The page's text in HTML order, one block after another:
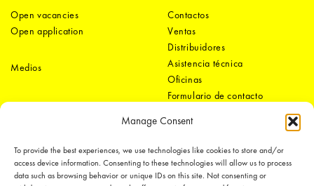
Manage Consent
To provide the best experiences, we use technologies like cookies to store and/or
access device information. Consenting to these technologies will allow us to process
data such as browsing behavior or unique IDs on this site. Not consenting or
Open vacancies
Open application
Medios
Contactos
Ventas
Distribuidores
Asistencia técnica
Oficinas
Formulario de contacto